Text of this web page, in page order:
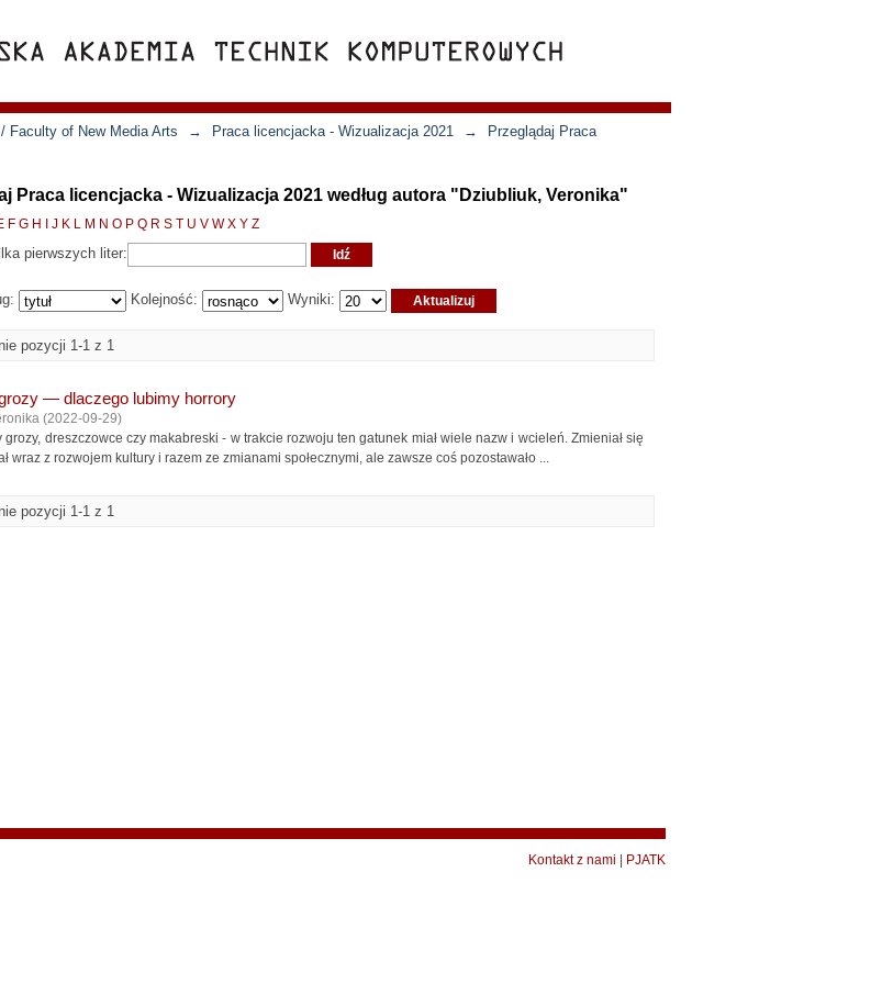
Faculty of New Media Arts → Praca licencjacka - Wizualizacja 2021 →
Przeglądaj Praca
Praca licencjacka - Wizualizacja 2021 według autora "Dziubliuk, Veronika"
F G H J K L M N O P Q R S T U V W X Y Z
pierwszych liter:
Kolejność: Wyniki:
pozycji 1-1 z 1
— dlaczego lubimy horrory
(2022-09-29)
grozy, dreszczowce czy makabreski - w trakcie rozwoju ten gatunek miał wiele nazw i wcieleń. Zmieniał się
wraz z rozwojem kultury i razem ze zmianami społecznymi, ale zawsze coś pozostawało ...
pozycji 1-1 z 1
Kontakt z nami PJATK